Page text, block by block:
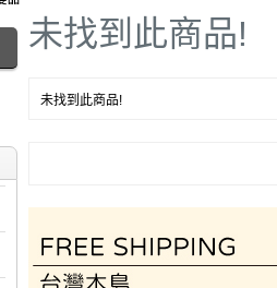
未找到此商品!
未找到此商品!